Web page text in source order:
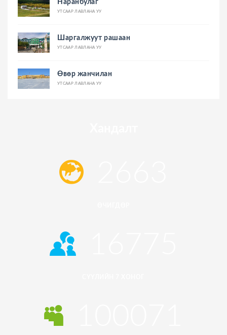
Наранбулаг
УТСААР ЛАВЛАНА УУ
Шаргалжуут рашаан
УТСААР ЛАВЛАНА УУ
Өвөр жанчилан
УТСААР ЛАВЛАНА УУ